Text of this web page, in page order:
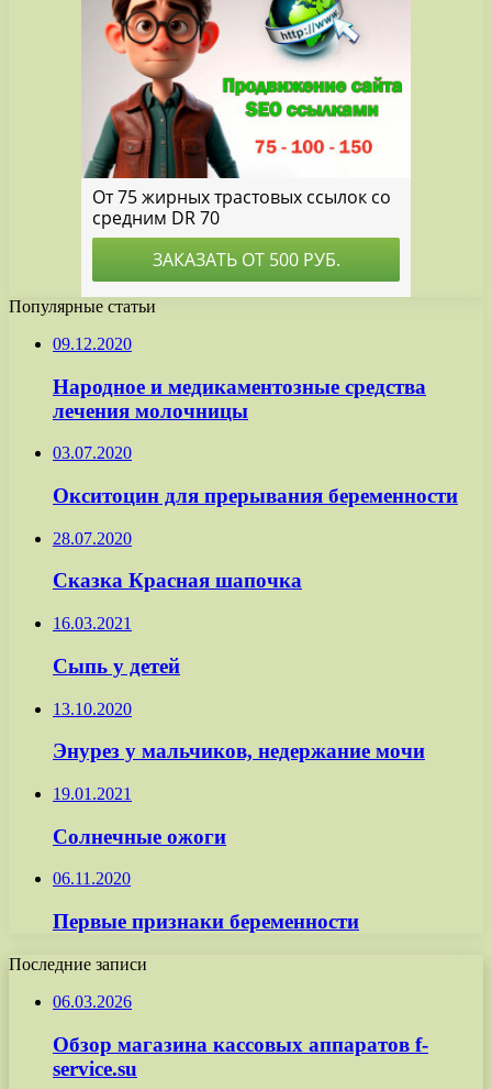
Популярные статьи
09.12.2020
Народное и медикаментозные средства
лечения молочницы
03.07.2020
Окситоцин для прерывания беременности
28.07.2020
Сказка Красная шапочка
16.03.2021
Сыпь у детей
13.10.2020
Энурез у мальчиков, недержание мочи
19.01.2021
Солнечные ожоги
06.11.2020
Первые признаки беременности
Последние записи
06.03.2026
Обзор магазина кассовых аппаратов f-
service.su